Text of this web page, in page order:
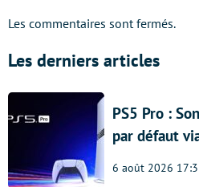
Les commentaires sont fermés.
Les derniers articles
PS5 Pro :
par défaut
6 août 2026